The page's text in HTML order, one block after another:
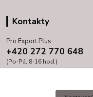
Kontakty
Pro Export Plus
+420 272 770 648
(Po-Pá, 8-16 hod.)